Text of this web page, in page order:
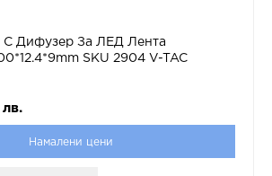
С Дифузер За ЛЕД Лента
SKU 2904 V-TAC
лв.
Намалени цени